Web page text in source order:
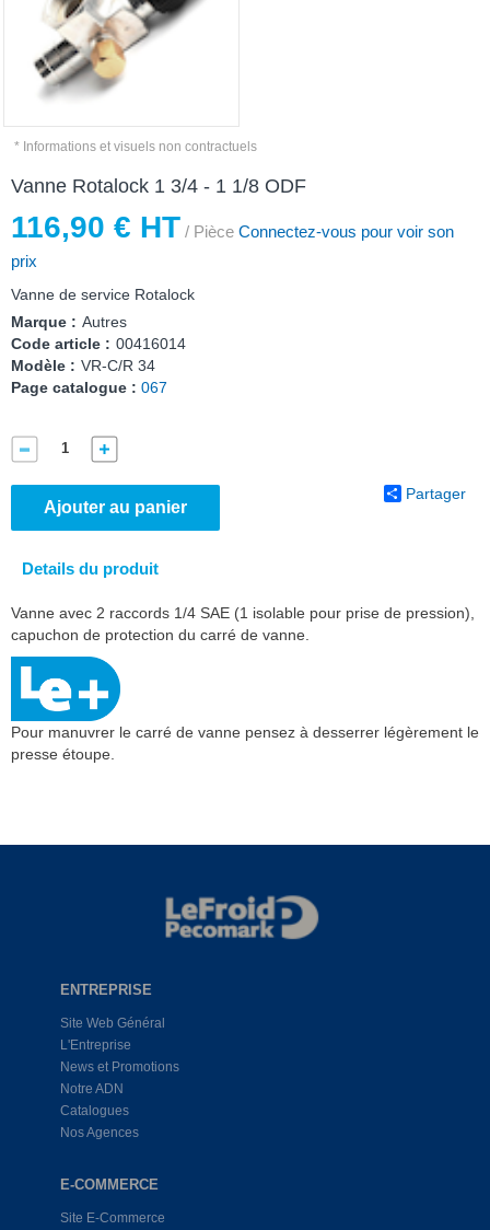
* Informations et visuels non contractuels
Vanne Rotalock 1 3/4 - 1 1/8 ODF
116,90 € HT / Pièce Connectez-vous pour voir son
prix
Vanne de service Rotalock
Marque : Autres
Code article : 00416014
Modèle : VR-C/R 34
Page catalogue : 067
Ajouter au panier
Partager
Details du produit
Vanne avec 2 raccords 1/4 SAE (1 isolable pour prise de pression),
capuchon de protection du carré de vanne.
Pour manuvrer le carré de vanne pensez à desserrer légèrement le
presse étoupe.
ENTREPRISE
Site Web Général
L'Entreprise
News et Promotions
Notre ADN
Catalogues
Nos Agences
E-COMMERCE
Site E-Commerce